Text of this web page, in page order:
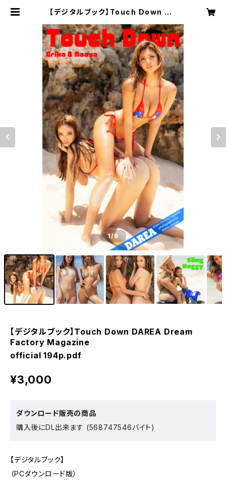
【デジタルブック】Touch Down DA
| DAREA STUDIO
1/9
【デジタルブック】Touch Down DAREA Dream
Factory Magazine
official 194p.pdf
¥3,000
ダウンロード販売の商品
購入後にDL出来ます (568747546バイト)
【デジタルブック】
（PCダウンロード版）